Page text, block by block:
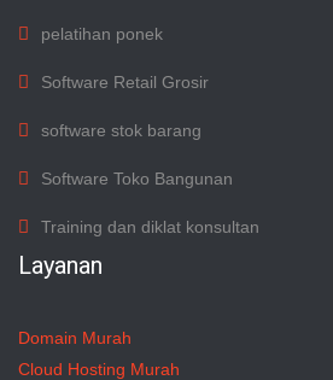
pelatihan ponek
Software Retail Grosir
software stok barang
Software Toko Bangunan
Training dan diklat konsultan
Layanan
Domain Murah
Cloud Hosting Murah